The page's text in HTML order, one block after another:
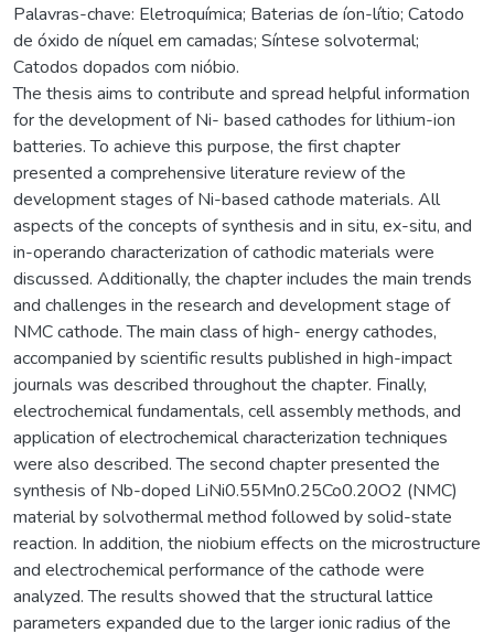
Palavras-chave: Eletroquímica; Baterias de íon-lítio; Catodo
de óxido de níquel em camadas; Síntese solvotermal;
Catodos dopados com nióbio.
The thesis aims to contribute and spread helpful information
for the development of Ni- based cathodes for lithium-ion
batteries. To achieve this purpose, the first chapter
presented a comprehensive literature review of the
development stages of Ni-based cathode materials. All
aspects of the concepts of synthesis and in situ, ex-situ, and
in-operando characterization of cathodic materials were
discussed. Additionally, the chapter includes the main trends
and challenges in the research and development stage of
NMC cathode. The main class of high- energy cathodes,
accompanied by scientific results published in high-impact
journals was described throughout the chapter. Finally,
electrochemical fundamentals, cell assembly methods, and
application of electrochemical characterization techniques
were also described. The second chapter presented the
synthesis of Nb-doped LiNi0.55Mn0.25Co0.20O2 (NMC)
material by solvothermal method followed by solid-state
reaction. In addition, the niobium effects on the microstructure
and electrochemical performance of the cathode were
analyzed. The results showed that the structural lattice
parameters expanded due to the larger ionic radius of the